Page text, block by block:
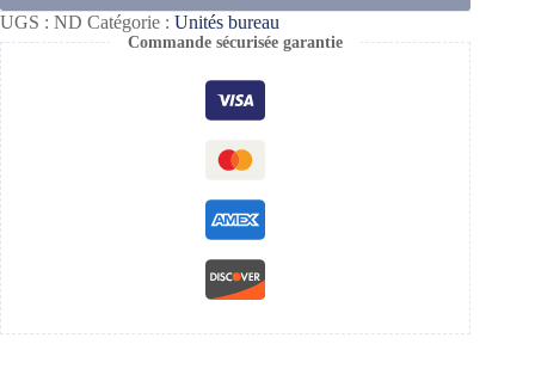
UGS : ND Catégorie : Unités bureau
Commande sécurisée garantie